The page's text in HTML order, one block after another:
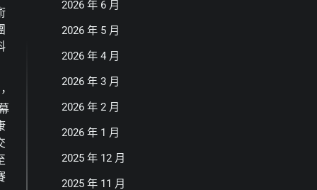
2026 年 6 月
2026 年 5 月
2026 年 4 月
2026 年 3 月
2026 年 2 月
2026 年 1 月
2025 年 12 月
2025 年 11 月